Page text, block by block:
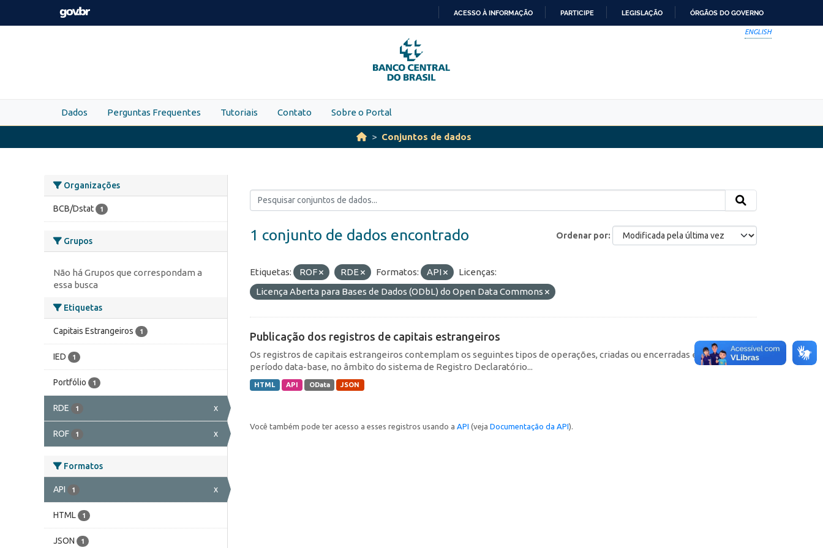
Skip to main content
PARA
O
CONTEÚDO
ACESSO À INFORMAÇÃO PARTICIPE LEGISLAÇÃO ÓRGÃOS DO GOVERNO
ENGLISH
Dados Perguntas Frequentes Tutoriais Contato Sobre o Portal
Conjuntos de dados
Organizações
BCB/Dstat 1
Grupos
Não há Grupos que correspondam a
essa busca
Etiquetas
Capitais Estrangeiros 1
IED 1
Portfólio 1
RDE 1 x
ROF 1 x
Formatos
API 1 x
HTML 1
JSON 1
Ordenar por
1 conjunto de dados encontrado
Etiquetas: ROF RDE Formatos: API
Licenças:
Licença Aberta para Bases de Dados (ODbL) do Open Data Commons
Publicação dos registros de capitais estrangeiros
Os registros de capitais estrangeiros contemplam os seguintes tipos de operações, criadas ou encerradas em cada
período data-base, no âmbito do sistema de Registro Declaratório...
HTML API OData JSON
Você também pode ter acesso a esses registros usando a API (veja Documentação da API).